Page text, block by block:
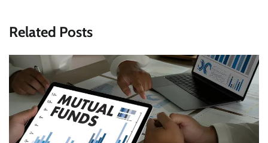
Related Posts